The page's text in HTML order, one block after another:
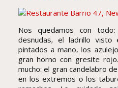
Nos quedamos con
desnudas, el ladrillo visto
pintados a mano, los
gran horno con gresite
mucho: el gran candelabro
en los extremos o los